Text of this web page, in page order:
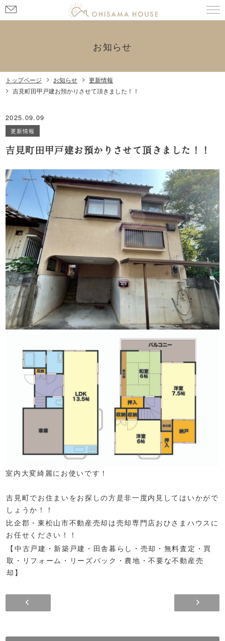
問
お知らせ
トップページ お知らせ
更新情報
吉見町田甲戸建お預かりさせて頂きました！！
2025.09.09
更新情報
吉見町田甲戸建お預かりさせて頂きました！！
室内大変綺麗にお使いです！
吉見町でお住まいをお探しの方是非一度内見してはいかがで
しょうか！！
比企郡・東松山市不動産売却は売却専門店おひさまハウスに
お任せください！！
【中古戸建・新築戸建・田舎暮らし・売却・無料査定・買
取・リフォーム・リーズバック・農地・不要な不動産売
却】